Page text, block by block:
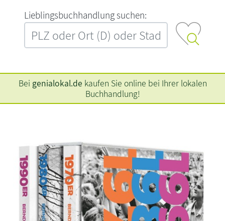
L‍i‍e‍b‍l‍i‍n‍g‍s‍b‍u‍c‍h‍h‍a‍n‍d‍l‍u‍n‍g‍ ‍s‍u‍c‍h‍e‍n‍:‍
Bei genialokal.de kaufen Sie online bei Ihrer lokalen
Buchhandlung!